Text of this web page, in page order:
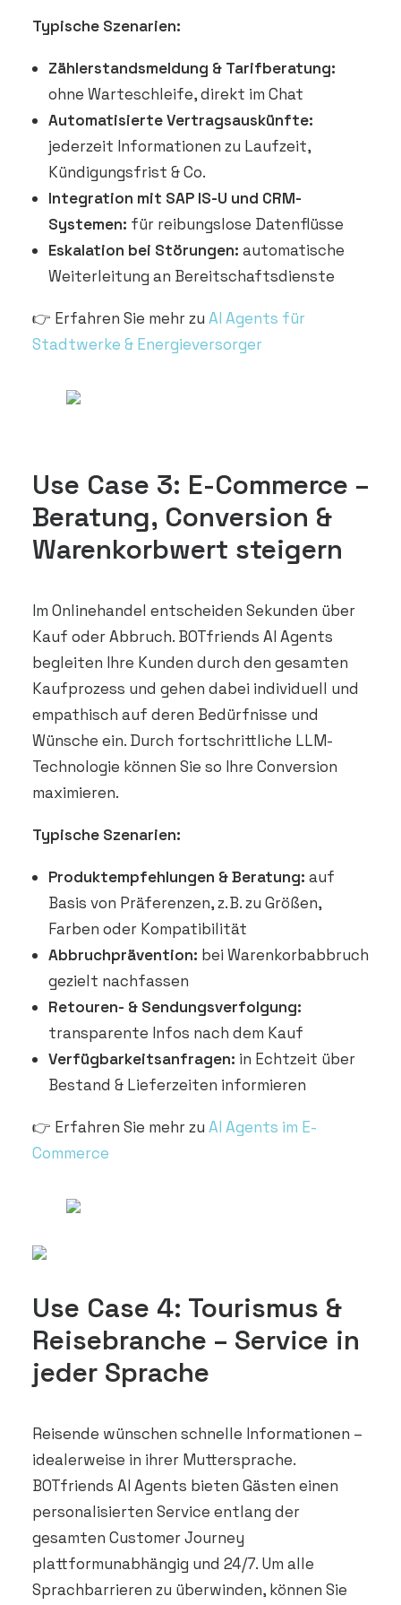
Typische Szenarien:
Zählerstandsmeldung & Tarifberatung:
ohne Warteschleife, direkt im Chat
Automatisierte Vertragsauskünfte:
jederzeit Informationen zu Laufzeit,
Kündigungsfrist & Co.
Integration mit SAP IS-U und CRM-
Systemen: für reibungslose Datenflüsse
Eskalation bei Störungen: automatische
Weiterleitung an Bereitschaftsdienste
👉 Erfahren Sie mehr zu AI Agents für
Stadtwerke & Energieversorger
Use Case 3: E-Commerce –
Beratung, Conversion &
Warenkorbwert steigern
Im Onlinehandel entscheiden Sekunden über
Kauf oder Abbruch. BOTfriends AI Agents
begleiten Ihre Kunden durch den gesamten
Kaufprozess und gehen dabei individuell und
empathisch auf deren Bedürfnisse und
Wünsche ein. Durch fortschrittliche LLM-
Technologie können Sie so Ihre Conversion
maximieren.
Typische Szenarien:
Produktempfehlungen & Beratung: auf
Basis von Präferenzen, z. B. zu Größen,
Farben oder Kompatibilität
Abbruchprävention: bei Warenkorbabbruch
gezielt nachfassen
Retouren- & Sendungsverfolgung:
transparente Infos nach dem Kauf
Verfügbarkeitsanfragen: in Echtzeit über
Bestand & Lieferzeiten informieren
👉 Erfahren Sie mehr zu AI Agents im E-
Commerce
Use Case 4: Tourismus &
Reisebranche – Service in
jeder Sprache
Reisende wünschen schnelle Informationen –
idealerweise in ihrer Muttersprache.
BOTfriends AI Agents bieten Gästen einen
personalisierten Service entlang der
gesamten Customer Journey
plattformunabhängig und 24/7. Um alle
Sprachbarrieren zu überwinden, können Sie